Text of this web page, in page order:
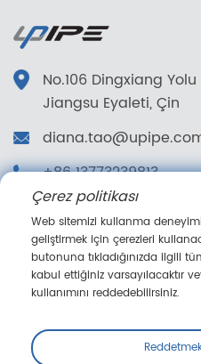
No.106 Dingxiang
Jiangsu Eyaleti, Çin
+86 13773239813
+86 13773239813
Bizi takip edin
Çevrimiçi mesaj
Çerez politikası
Web sitemizi kullanma
geliştirmek için çerezleri
butonuna tıkladığınızda ilgili
kabul ettiğiniz varsayılacaktır
kullanımını reddedebilirsiniz.